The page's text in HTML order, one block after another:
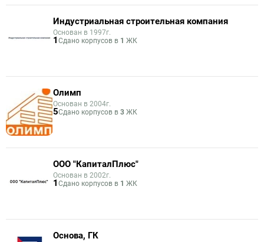
Индустриальная строительная компания
Основан в 1997г.
1 Сдано корпусов в 1 ЖК
Олимп
Основан в 2004г.
5Сдано корпусов в 3 ЖК
ООО "КапиталПлюс"
Основан в 2002г.
1 Сдано корпусов в 1 ЖК
Основа, ГК